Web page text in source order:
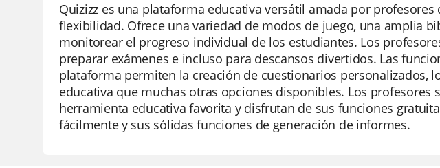
Quizizz es una plataforma educativa versátil amada por
flexibilidad. Ofrece una variedad de modos de juego, una amplia
monitorear el progreso individual de los estudiantes. Los
preparar exámenes e incluso para descansos divertidos. Las
plataforma permiten la creación de cuestionarios personalizados,
educativa que muchas otras opciones disponibles. Los profesores
herramienta educativa favorita y disfrutan de sus funciones
fácilmente y sus sólidas funciones de generación de informes.